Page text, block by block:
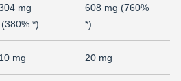
mg
(380% *)
608 mg (760%
*)
10 mg 20 mg